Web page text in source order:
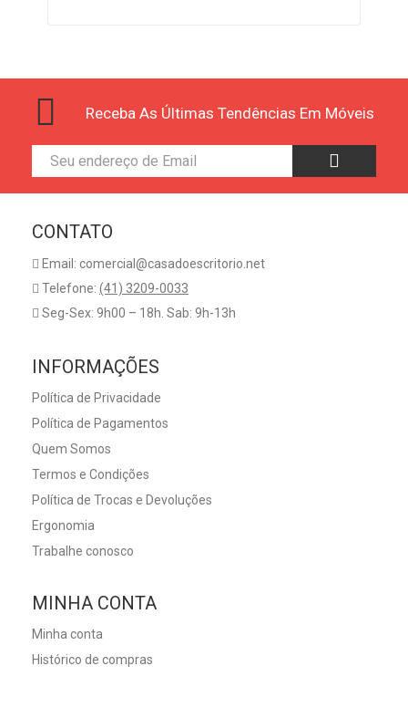
Receba As Últimas Tendências Em Móveis
CONTATO
Email: comercial@casadoescritorio.net
Telefone: (41) 3209-0033
Seg-Sex: 9h00 – 18h. Sab: 9h-13h
INFORMAÇÕES
Política de Privacidade
Política de Pagamentos
Quem Somos
Termos e Condições
Política de Trocas e Devoluções
Ergonomia
Trabalhe conosco
MINHA CONTA
Minha conta
Histórico de compras